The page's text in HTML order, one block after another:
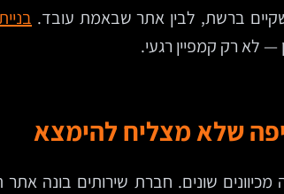
ברשת, לבין אתר שבאמת עובד.
— לא רק קמפיין רגעי.
שלא מצליח להימצא
שונים. חברת שירותים בונה